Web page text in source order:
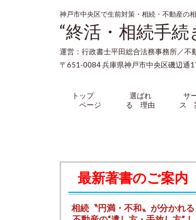
神戸市中央区で生前対策・相続・不動産の
“終活・相続手続
運営：行政書士平田総合法務事務所／不
〒651-0084 兵庫県神戸市中央区磯辺通
トップ
ページ
選ばれ
る 理由
サ
ス
最新著書のご案内
相続〝円満・不和〟が分かれる